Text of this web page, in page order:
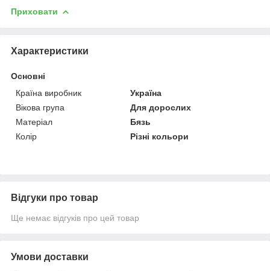
Приховати
Характеристики
Основні
Країна виробник
Україна
Вікова група
Для дорослих
Матеріал
Бязь
Колір
Різні кольори
Відгуки про товар
Ще немає відгуків про цей товар
Умови доставки